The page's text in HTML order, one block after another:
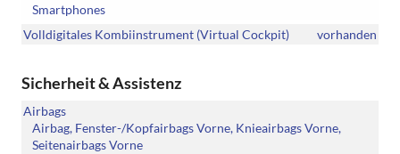
Smartphones
Volldigitales Kombiinstrument (Virtual Cockpit)
vorhanden
Sicherheit & Assistenz
Airbags
Airbag, Fenster-/Kopfairbags Vorne, Knieairbags Vorne,
Seitenairbags Vorne